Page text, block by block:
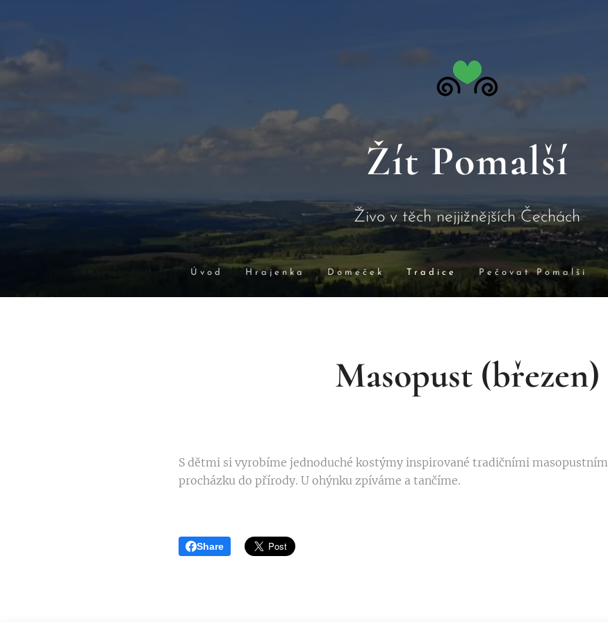
Žít Pomalší
Živo v těch nejjižnějších Čechách
Úvod Hrajenka Domeček Tradice Pečovat Pomalší
Masopust (březen)
S dětmi si vyrobíme jednoduché kostýmy inspirované tradičními
procházku do přírody. U ohýnku zpíváme a tančíme.
Share